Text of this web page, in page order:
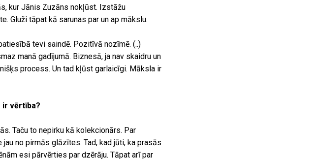
kur Jānis Zuzāns nokļūst. Izstāžu
Gluži tāpat kā sarunas par un ap mākslu.
tevi saindē. Pozitīvā nozīmē. (..)
manā gadījumā. Biznesā, ja nav skaidru un
process. Un tad kļūst garlaicīgi. Māksla ir
ir vērtība?
Taču to nepirku kā kolekcionārs. Par
no pirmās glāzītes. Tad, kad jūti, ka prasās
esi pārvērties par dzērāju. Tāpat arī par